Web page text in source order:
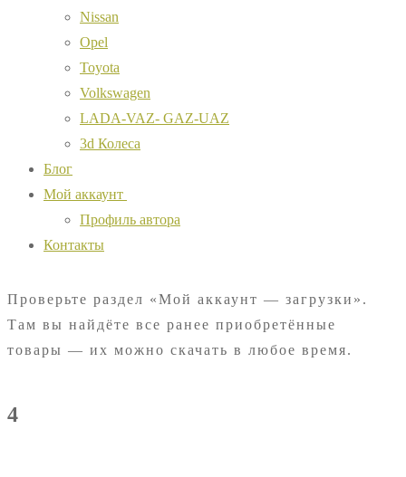
Nissan
Opel
Toyota
Volkswagen
LADA-VAZ- GAZ-UAZ
3d Колеса
Блог
Мой аккаунт
Профиль автора
Контакты
Проверьте раздел «Мой аккаунт — загрузки».
Там вы найдёте все ранее приобретённые
товары — их можно скачать в любое время.
4